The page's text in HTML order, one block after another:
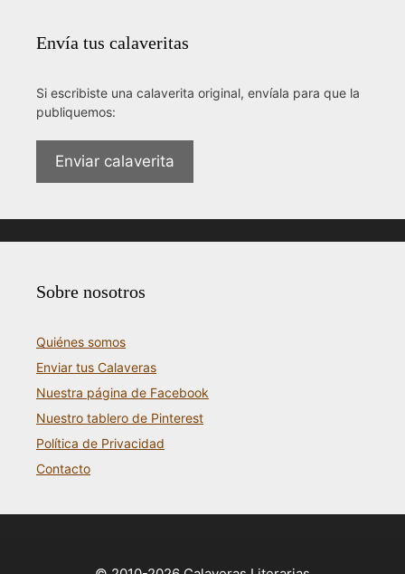
Envía tus calaveritas
Si escribiste una calaverita original, envíala para que la
publiquemos:
Enviar calaverita
Sobre nosotros
Quiénes somos
Enviar tus Calaveras
Nuestra página de Facebook
Nuestro tablero de Pinterest
Política de Privacidad
Contacto